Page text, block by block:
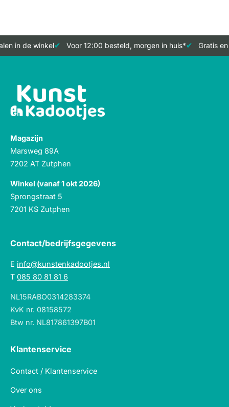
in de winkel Voor 12:00 besteld, morgen in huis* Gratis
Magazijn
Marsweg 89A
7202 AT Zutphen
Winkel (vanaf 1 okt 2026)
Sprongstraat 5
7201 KS Zutphen
Contact/bedrijfsgegevens
E info@kunstenkadootjes.nl
T 085 80 81 81 6
NL15RABO0314283374
KvK nr. 08158572
Btw nr. NL817861397B01
Klantenservice
Contact / Klantenservice
Over ons